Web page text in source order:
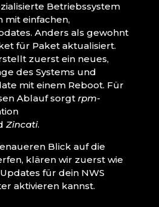
Betriebssystem
einfachen,
Anders als gewohnt
für Paket aktualisiert.
zuerst ein neues,
des Systems und
mit einem Reboot. Für
Ablauf sorgt rpm-
Zincati.
Blick auf die
klären wir zuerst wie
für dein NWS
aktivieren kannst.